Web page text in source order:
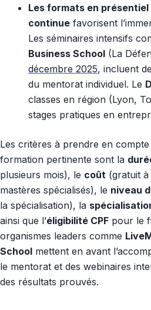
Les formats en
continue favorisent
Les séminaires intensifs
Business School (La
décembre 2025, incluent
du mentorat individuel. Le
classes en région (Lyon,
stages pratiques en
Les critères à prendre en
formation pertinente sont la
plusieurs mois), le coût (gratuit à
mastères spécialisés), le niveau
la spécialisation), la
ainsi que l’éligibilité CPF pour le
organismes leaders comme
School mettent en avant
le mentorat et des webinaires
des résultats prouvés.